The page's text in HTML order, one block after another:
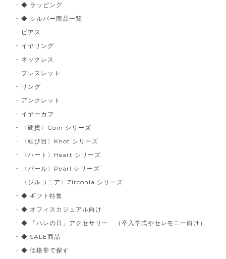
◆ ラッピング
◆ シルバー商品一覧
ピアス
イヤリング
ネックレス
ブレスレット
リング
アンクレット
イヤーカフ
〈硬貨〉Coin シリーズ
〈結び目〉Knot シリーズ
〈ハート〉Heart シリーズ
〈パール〉Pearl シリーズ
〈ジルコニア〉Zirconia シリーズ
◆ ギフト特集
◆ オフィスカジュアル向け
◆ 「ハレの日」アクセサリー （卒入学式やセレモニー向け）
◆ SALE商品
◆ 価格帯で探す